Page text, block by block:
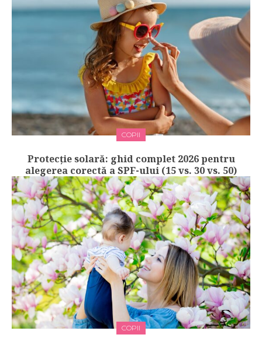
COPII
Protecție solară: ghid complet 2026 pentru
alegerea corectă a SPF-ului (15 vs. 30 vs. 50)
COPII